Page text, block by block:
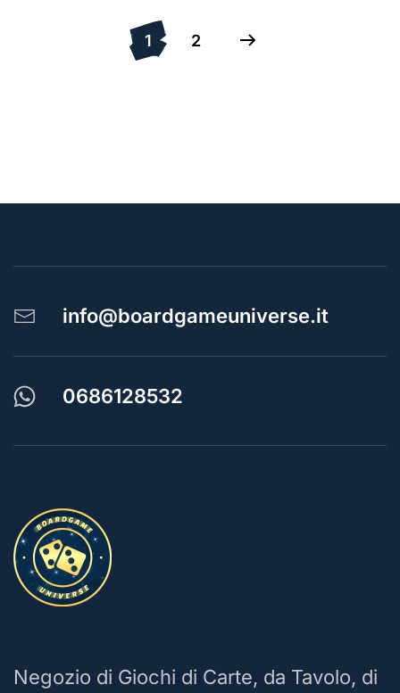
1 2
info@boardgameuniverse.it
0686128532
Negozio di Giochi di Carte, da Tavolo, di